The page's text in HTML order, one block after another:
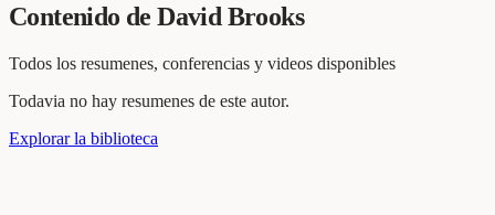
Contenido deDavid Brooks
Todos los resumenes, conferencias y videos disponibles
Todavia no hay resumenes de este autor.
Explorar la biblioteca